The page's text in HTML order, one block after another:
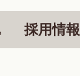
採用情報